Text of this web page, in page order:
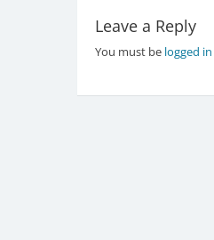
Leave a Reply
You must be logged in